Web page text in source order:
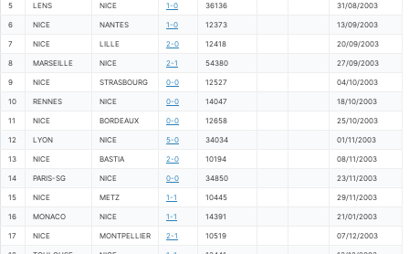
5 LENS NICE 1-0 36136 31/08/2003
6 NICE NANTES 1-0 12373 13/09/2003
7 NICE LILLE 2-0 12418 20/09/2003
8 MARSEILLE NICE 2-1 54380 27/09/2003
9 NICE STRASBOURG 0-0 12527 04/10/2003
10 RENNES NICE 0-0 14047 18/10/2003
11 NICE BORDEAUX 0-0 12658 25/10/2003
12 LYON NICE 5-0 34034 01/11/2003
13 NICE BASTIA 2-0 10194 08/11/2003
14 PARIS-SG NICE 0-0 34850 23/11/2003
15 NICE METZ 1-1 10445 29/11/2003
16 MONACO NICE 1-1 14391 21/01/2003
17 NICE MONTPELLIER 2-1 10519 07/12/2003